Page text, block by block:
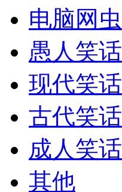
电脑网虫
愚人笑话
现代笑话
古代笑话
成人笑话
其他